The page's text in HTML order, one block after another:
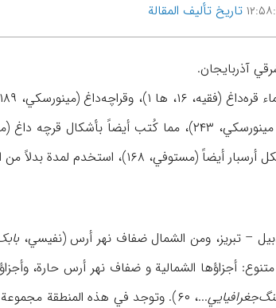
تاریخ تألیف المقالة
آذربایجان.
– تبریز، ومن الشمال ضفاف نهر أرس (نفیسي،
المنطقة متنوع: أجزاؤها الشمالیة و ضفاف نهر أرس
...، ۶۰). وتوجد في هذه المنطقة